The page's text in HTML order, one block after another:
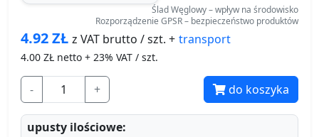
Ślad Węglowy – wpływ na środowisko
Rozporządzenie GPSR – bezpieczeństwo produktów
4.92ZŁ z VAT brutto / szt. + transport
4.00 ZŁ netto + 23% VAT / szt.
- + do koszyka
upusty ilościowe: